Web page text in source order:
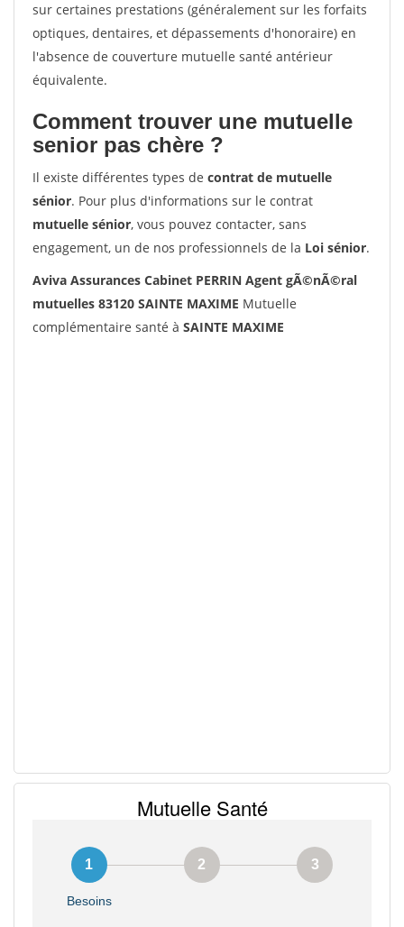
sur certaines prestations (généralement sur les forfaits
optiques, dentaires, et dépassements d'honoraire) en
l'absence de couverture mutuelle santé antérieur
équivalente.
Comment trouver une mutuelle
senior pas chère ?
Il existe différentes types de contrat de mutuelle
sénior. Pour plus d'informations sur le contrat
mutuelle sénior, vous pouvez contacter, sans
engagement, un de nos professionnels de la Loi sénior.
Aviva Assurances Cabinet PERRIN Agent gÃ©nÃ©ral
mutuelles 83120 SAINTE MAXIME Mutuelle
complémentaire santé à SAINTE MAXIME